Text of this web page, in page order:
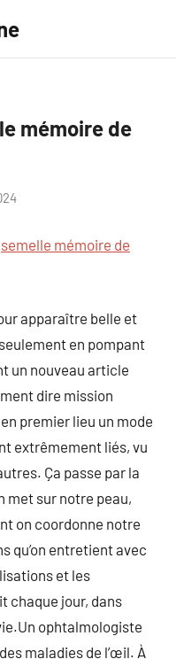
mémoire de
semelle mémoire de
apparaître belle et
en pompant
un nouveau article
dire mission
premier lieu un mode
extrêmement liés, vu
Ça passe par la
met sur notre peau,
on coordonne notre
qu’on entretient avec
et les
chaque jour, dans
ophtalmologiste
maladies de l’œil. À